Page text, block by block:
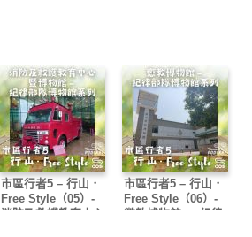
市區行者5 – 行山．
Free Style（05）-
消防及救護教育中心
市區行者5 – 行山．
Free Style（06）-
懲教博物館 — 紀律